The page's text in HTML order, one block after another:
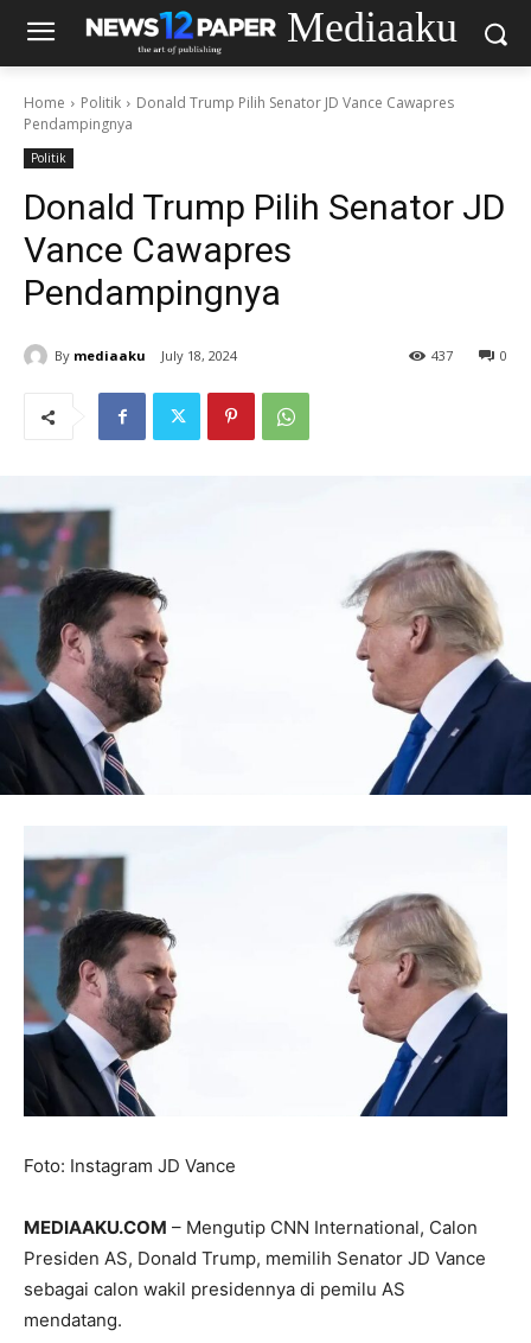
Mediaaku
Home Politik
Donald Trump Pilih Senator JD Vance Cawapres
Pendampingnya
Politik
Donald Trump Pilih Senator JD
Vance Cawapres
Pendampingnya
By mediaaku July 18, 2024 0
437
Foto: Instagram JD Vance
MEDIAAKU.COM – Mengutip CNN International, Calon
Presiden AS, Donald Trump, memilih Senator JD Vance
sebagai calon wakil presidennya di pemilu AS
mendatang.